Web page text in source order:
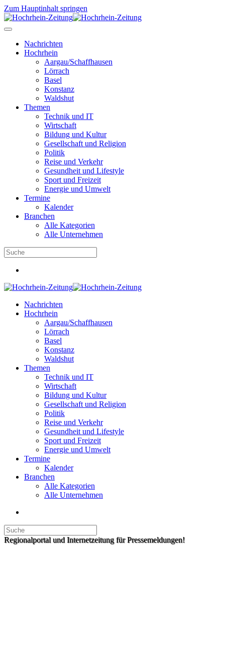
Zum Hauptinhalt springen
Nachrichten
Hochrhein
Aargau/Schaffhausen
Lörrach
Basel
Konstanz
Waldshut
Themen
Technik und IT
Wirtschaft
Bildung und Kultur
Gesellschaft und Religion
Politik
Reise und Verkehr
Gesundheit und Lifestyle
Sport und Freizeit
Energie und Umwelt
Termine
Kalender
Branchen
Alle Kategorien
Alle Unternehmen
Nachrichten
Hochrhein
Aargau/Schaffhausen
Lörrach
Basel
Konstanz
Waldshut
Themen
Technik und IT
Wirtschaft
Bildung und Kultur
Gesellschaft und Religion
Politik
Reise und Verkehr
Gesundheit und Lifestyle
Sport und Freizeit
Energie und Umwelt
Termine
Kalender
Branchen
Alle Kategorien
Alle Unternehmen
Regionalportal und Internetzeitung für Pressemeldungen!